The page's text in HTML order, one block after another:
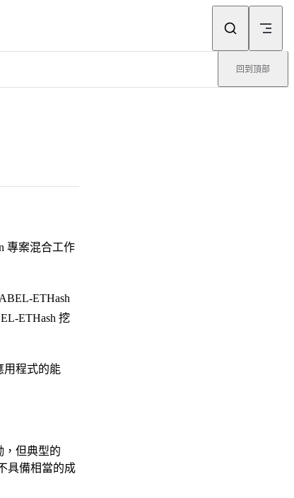
回到頂部
專案混合工作
ETHash
ETHash 挖
用程式的能
，但典型的
具備相當的成